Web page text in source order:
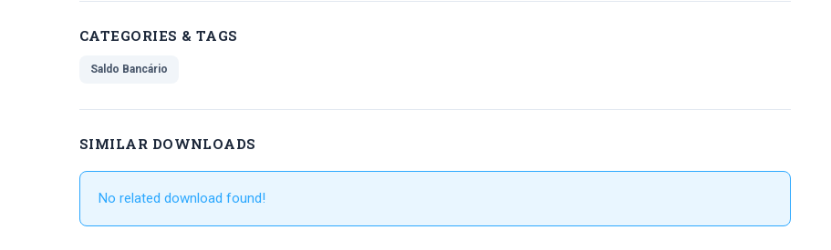
CATEGORIES & TAGS
Saldo Bancário
SIMILAR DOWNLOADS
No related download found!